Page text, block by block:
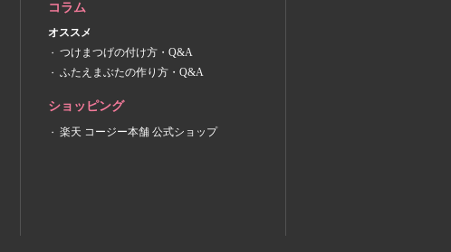
コラム
オススメ
つけまつげの付け方・Q&A
ふたえまぶたの作り方・Q&A
ショッピング
楽天 コージー本舗 公式ショップ